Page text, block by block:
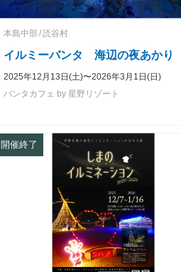
本島中部 読谷村
イルミーバンタ 海辺の夜あかり
2025年12月13日(土)〜2026年3月1日(日)
バンタカフェ by 星野リゾート
開催終了